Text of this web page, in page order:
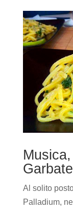
Al solito
Palladium,